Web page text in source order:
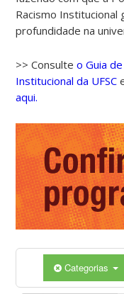
Racismo Institucional
profundidade na
>> Consulteo Guia
Institucional da UFSC
aqui.
Categorias